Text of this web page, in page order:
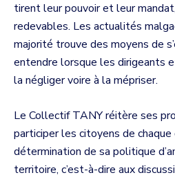
tirent leur pouvoir et leur
redevables. Les actualités
majorité trouve des moyens de
entendre lorsque les dirigeants
la négliger voire à la mépriser.
Le Collectif TANY réitère ses
participer les citoyens de chaque
détermination de sa politique
territoire, c’est-à-dire aux